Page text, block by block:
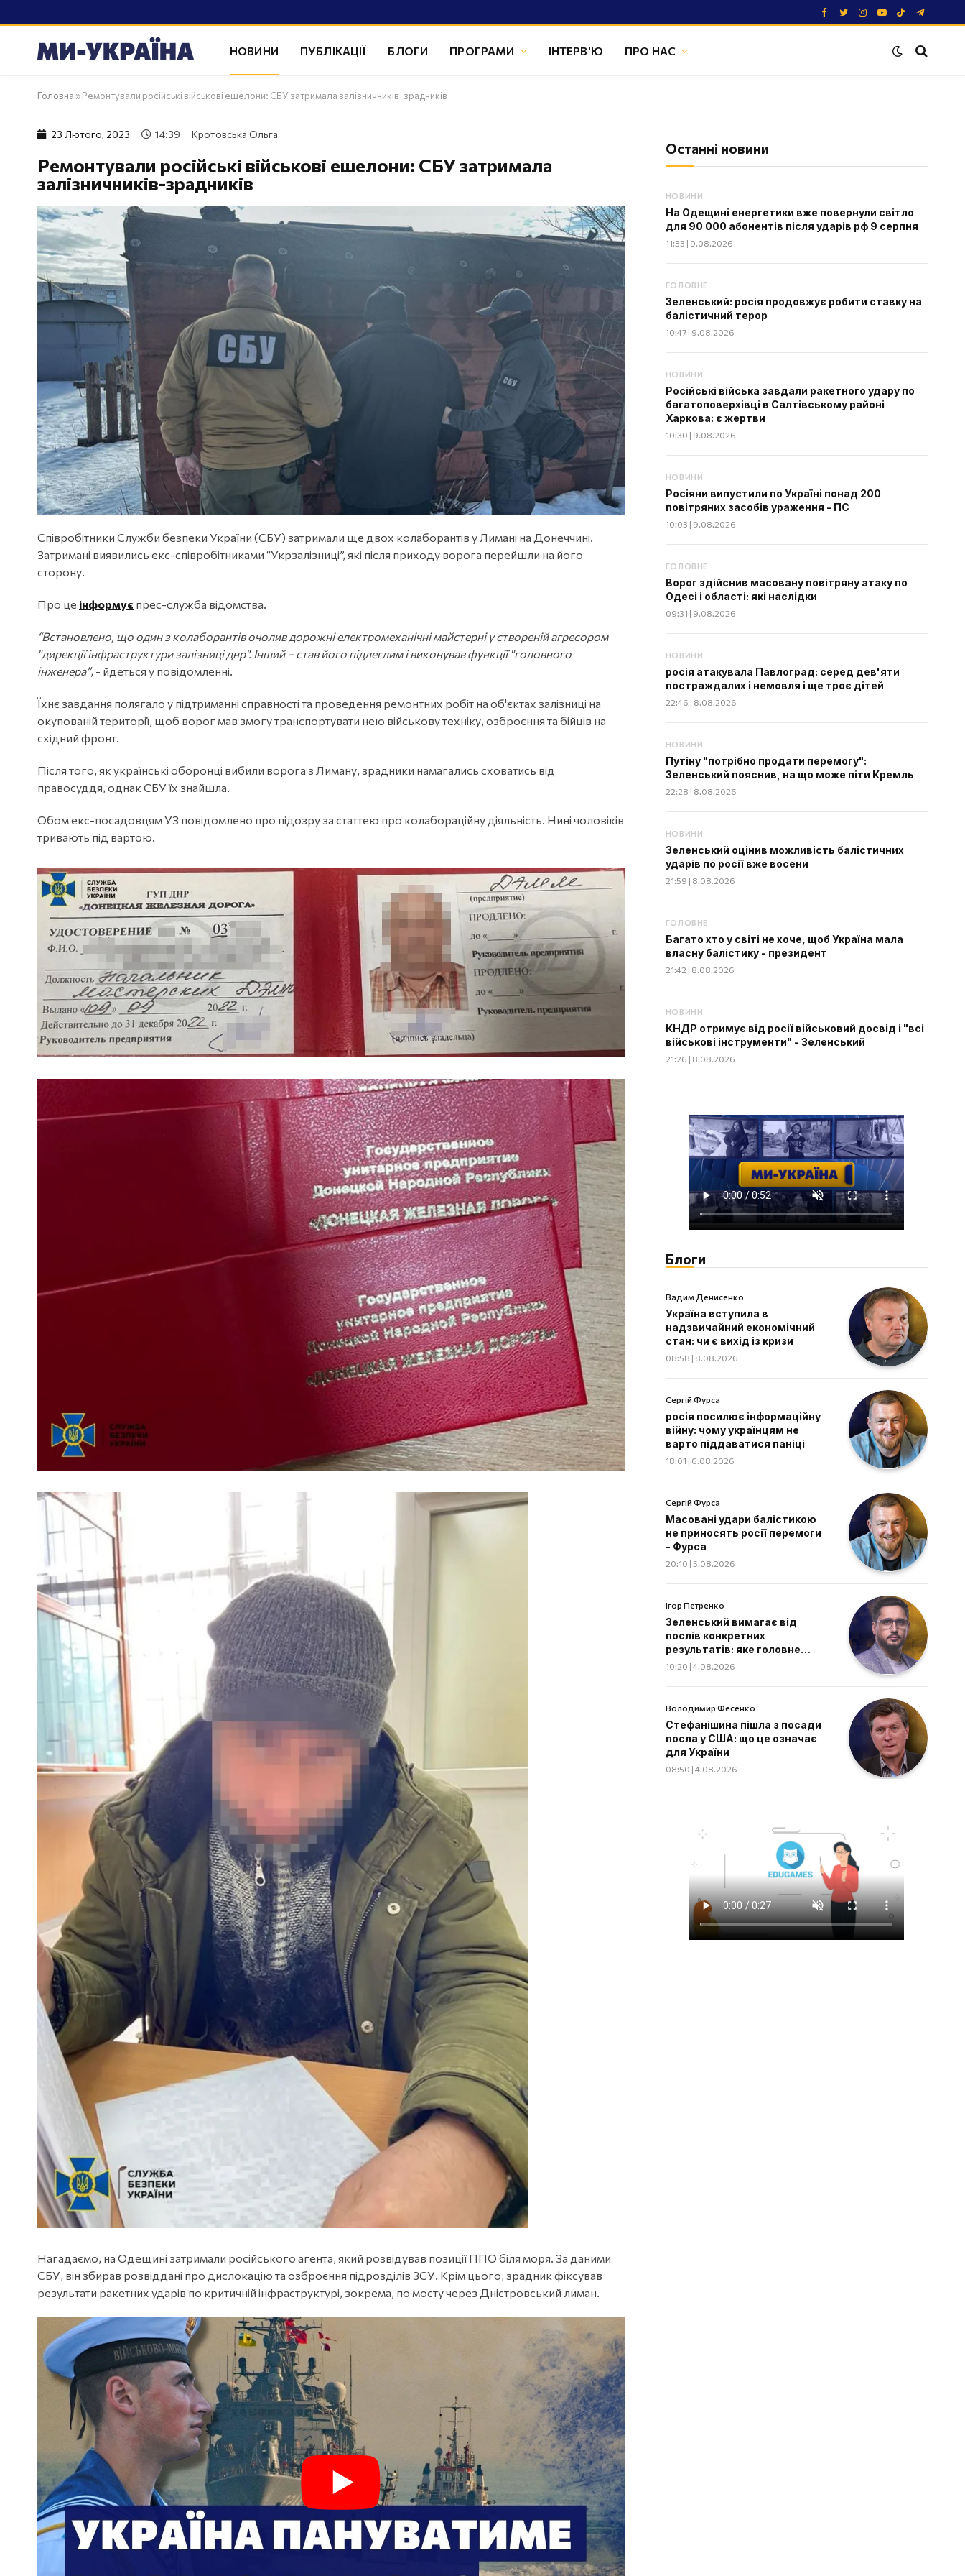
Facebook
TwitterInstagram
YouTube
TikTokTelegram
НОВИНИ ПУБЛІКАЦІЇ БЛОГИ ПРОГРАМИ ІНТЕРВ'Ю ПРО НАС
Головна »Ремонтували російські військові ешелони: СБУ затримала залізничників-зрадників
23 Лютого, 2023 14:39 Кротовська Ольга
Ремонтували російські військові ешелони: СБУ затримала
залізничників-зрадників
Співробітники Служби безпеки України (СБУ) затримали ще двох колаборантів у Лимані на Донеччині.
Затримані виявились екс-співробітниками “Укрзалізниці”, які після приходу ворога перейшли на його
сторону.
Про це інформує прес-служба відомства.
“Встановлено, що один з колаборантів очолив дорожні електромеханічні майстерні у створеній агресором
"дирекції інфраструктури залізниці днр". Інший – став його підлеглим і виконував функції "головного
інженера”, - йдеться у повідомленні.
Їхнє завдання полягало у підтриманні справності та проведення ремонтних робіт на об'єктах залізниці на
окупованій території, щоб ворог мав змогу транспортувати нею військову техніку, озброєння та бійців на
східний фронт.
Після того, як українські оборонці вибили ворога з Лиману, зрадники намагались сховатись від
правосуддя, однак СБУ їх знайшла.
Обом екс-посадовцям УЗ повідомлено про підозру за статтею про колабораційну діяльність. Нині чоловіків
тривають під вартою.
Нагадаємо, на Одещині затримали російського агента, який розвідував позиції ППО біля моря. За даними
СБУ, він збирав розвіддані про дислокацію та озброєння підрозділів ЗСУ. Крім цього, зрадник фіксував
результати ракетних ударів по критичній інфраструктурі, зокрема, по мосту через Дністровський лиман.
Останні новини
НОВИНИ
На Одещині енергетики вже повернули світло
для 90 000 абонентів після ударів рф 9 серпня
11:33 | 9.08.2026
ГОЛОВНЕ
Зеленський: росія продовжує робити ставку на
балістичний терор
10:47 | 9.08.2026
НОВИНИ
Російські війська завдали ракетного удару по
багатоповерхівці в Салтівському районі
Харкова: є жертви
10:30 | 9.08.2026
НОВИНИ
Росіяни випустили по Україні понад 200
повітряних засобів ураження - ПС
10:03 | 9.08.2026
ГОЛОВНЕ
Ворог здійснив масовану повітряну атаку по
Одесі і області: які наслідки
09:31 | 9.08.2026
НОВИНИ
росія атакувала Павлоград: серед дев'яти
постраждалих і немовля і ще троє дітей
22:46 | 8.08.2026
НОВИНИ
Путіну "потрібно продати перемогу":
Зеленський пояснив, на що може піти Кремль
22:28 | 8.08.2026
НОВИНИ
Зеленський оцінив можливість балістичних
ударів по росії вже восени
21:59 | 8.08.2026
ГОЛОВНЕ
Багато хто у світі не хоче, щоб Україна мала
власну балістику - президент
21:42 | 8.08.2026
НОВИНИ
КНДР отримує від росії військовий досвід і "всі
військові інструменти" - Зеленський
21:26 | 8.08.2026
Блоги
Вадим Денисенко
Україна вступила в
надзвичайний економічний
стан: чи є вихід із кризи
08:58 | 8.08.2026
Сергій Фурса
росія посилює інформаційну
війну: чому українцям не
варто піддаватися паніці
18:01 | 6.08.2026
Сергій Фурса
Масовані удари балістикою
не приносять росії перемоги
- Фурса
20:10 | 5.08.2026
Ігор Петренко
Зеленський вимагає від
послів конкретних
результатів: яке головне
завдання дипломатів
10:20 | 4.08.2026
Володимир Фесенко
Стефанішина пішла з посади
посла у США: що це означає
для України
08:50 | 4.08.2026